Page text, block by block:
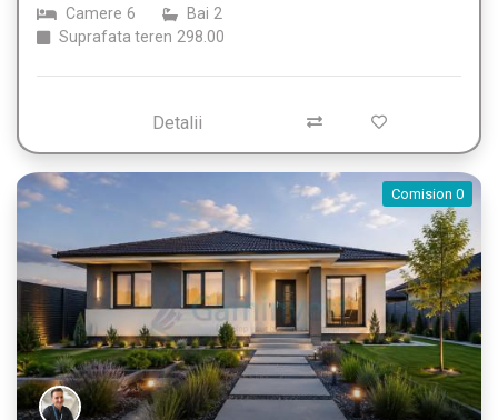
Camere 6 Bai 2
Suprafata teren 298.00
Detalii
Comision 0